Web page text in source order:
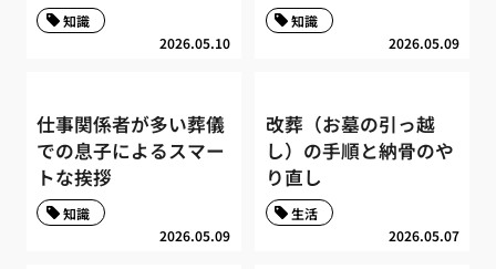
2026.05.10
知識
2026.05.09
知識
仕事関係者が多い葬儀
での息子によるスマー
トな挨拶
2026.05.09
知識
改葬（お墓の引っ越
し）の手順と納骨のや
り直し
2026.05.07
生活